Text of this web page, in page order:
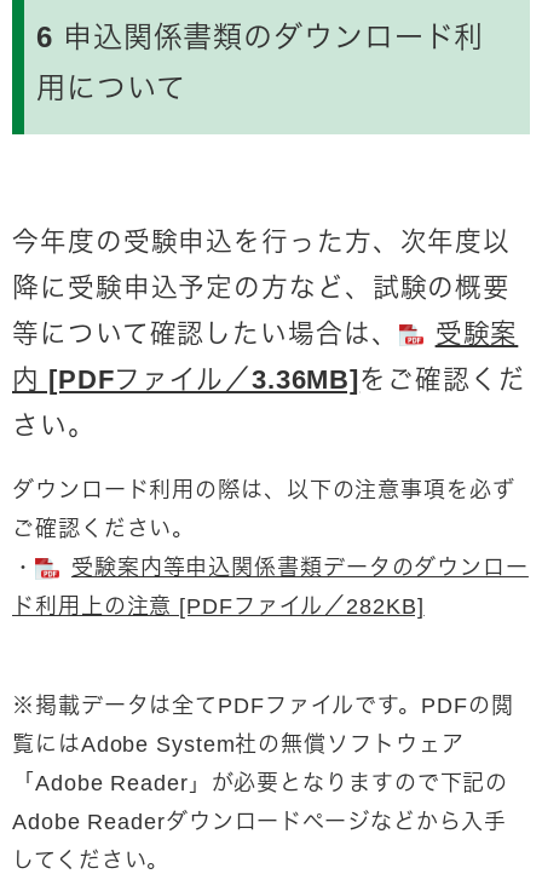
6 申込関係書類のダウンロード利
用について
今年度の受験申込を行った方、次年度以
降に受験申込予定の方など、試験の概要
等について確認したい場合は、
受験案
内 [PDFファイル／3.36MB]をご確認くだ
さい。
ダウンロード利用の際は、以下の注意事項を必ず
ご確認ください。
・
受験案内等申込関係書類データのダウンロー
ド利用上の注意 [PDFファイル／282KB]
※掲載データは全てPDFファイルです。PDFの閲
覧にはAdobe System社の無償ソフトウェア
「Adobe Reader」が必要となりますので下記の
Adobe Readerダウンロードページなどから入手
してください。